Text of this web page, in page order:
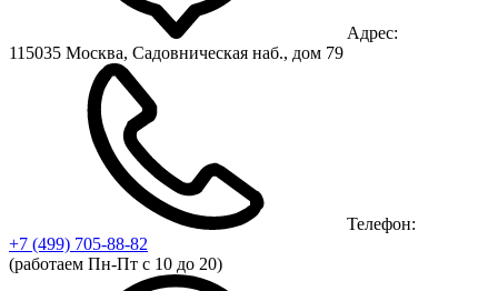
Адрес:
115035 Москва, Садовническая наб., дом 79
Телефон:
+7 (499) 705-88-82
(работаем Пн-Пт с 10 до 20)